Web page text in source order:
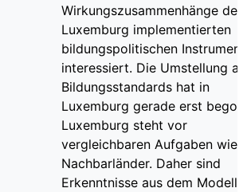
Wirkungszusammenhänge der
Luxemburg implementierten
bildungspolitischen
interessiert. Die Umstellung
Bildungsstandards hat in
Luxemburg gerade erst
Luxemburg steht vor
vergleichbaren Aufgaben wie
Nachbarländer. Daher sind
Erkenntnisse aus dem Modell